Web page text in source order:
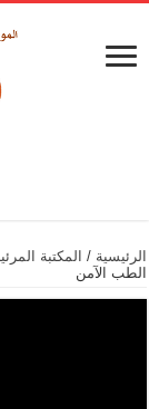
الرئيسية / المكتبة
الطب الآمن